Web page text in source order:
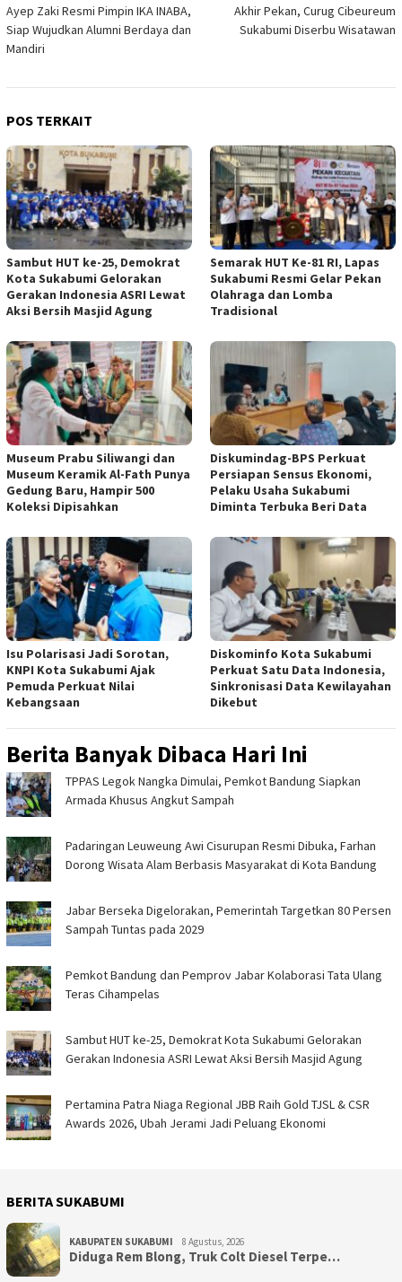
pos
Ayep Zaki Resmi Pimpin IKA INABA,
Siap Wujudkan Alumni Berdaya dan
Mandiri
Akhir Pekan, Curug Cibeureum
Sukabumi Diserbu Wisatawan
POS TERKAIT
Sambut HUT ke-25, Demokrat
Kota Sukabumi Gelorakan
Gerakan Indonesia ASRI Lewat
Aksi Bersih Masjid Agung
Semarak HUT Ke-81 RI, Lapas
Sukabumi Resmi Gelar Pekan
Olahraga dan Lomba
Tradisional
Museum Prabu Siliwangi dan
Museum Keramik Al-Fath Punya
Gedung Baru, Hampir 500
Koleksi Dipisahkan
Diskumindag-BPS Perkuat
Persiapan Sensus Ekonomi,
Pelaku Usaha Sukabumi
Diminta Terbuka Beri Data
Isu Polarisasi Jadi Sorotan,
KNPI Kota Sukabumi Ajak
Pemuda Perkuat Nilai
Kebangsaan
Diskominfo Kota Sukabumi
Perkuat Satu Data Indonesia,
Sinkronisasi Data Kewilayahan
Dikebut
Berita Banyak Dibaca Hari Ini
TPPAS Legok Nangka Dimulai, Pemkot Bandung Siapkan
Armada Khusus Angkut Sampah
Padaringan Leuweung Awi Cisurupan Resmi Dibuka, Farhan
Dorong Wisata Alam Berbasis Masyarakat di Kota Bandung
Jabar Berseka Digelorakan, Pemerintah Targetkan 80 Persen
Sampah Tuntas pada 2029
Pemkot Bandung dan Pemprov Jabar Kolaborasi Tata Ulang
Teras Cihampelas
Sambut HUT ke-25, Demokrat Kota Sukabumi Gelorakan
Gerakan Indonesia ASRI Lewat Aksi Bersih Masjid Agung
Pertamina Patra Niaga Regional JBB Raih Gold TJSL & CSR
Awards 2026, Ubah Jerami Jadi Peluang Ekonomi
BERITA SUKABUMI
KABUPATEN SUKABUMI 8 Agustus, 2026
Diduga Rem Blong, Truk Colt Diesel Terpe…